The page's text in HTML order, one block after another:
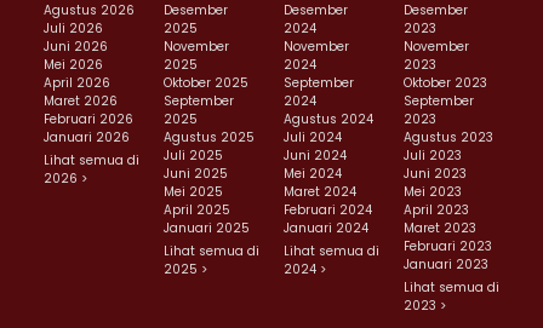
Agustus 2026
Juli 2026
Juni 2026
Mei 2026
April 2026
Maret 2026
Februari 2026
Januari 2026
Lihat semua di
2026 >
Desember
2025
November
2025
Oktober 2025
September
2025
Agustus 2025
Juli 2025
Juni 2025
Mei 2025
April 2025
Januari 2025
Lihat semua di
2025 >
Desember
2024
November
2024
September
2024
Agustus 2024
Juli 2024
Juni 2024
Mei 2024
Maret 2024
Februari 2024
Januari 2024
Lihat semua di
2024 >
Desember
2023
November
2023
Oktober 2023
September
2023
Agustus 2023
Juli 2023
Juni 2023
Mei 2023
April 2023
Maret 2023
Februari 2023
Januari 2023
Lihat semua di
2023 >